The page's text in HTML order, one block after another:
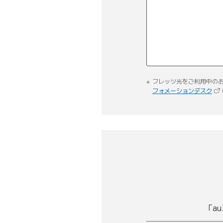
フレッツ光をご利用中の
フォメーションデスク （
「